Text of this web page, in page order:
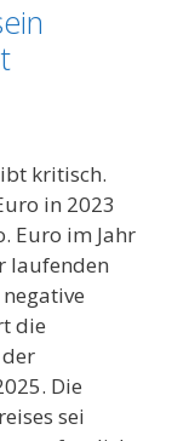
kritisch.
in 2023
Euro im Jahr
laufenden
die
Die
sei